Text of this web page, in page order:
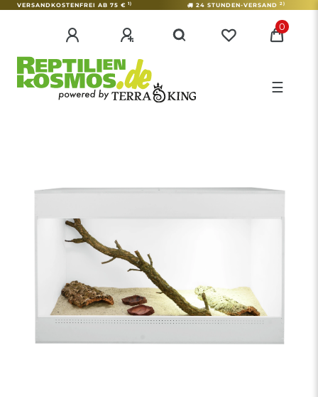
VERSANDKOSTENFREI AB 75 € 1) 24 STUNDEN-VERSAND 2)
0
☰